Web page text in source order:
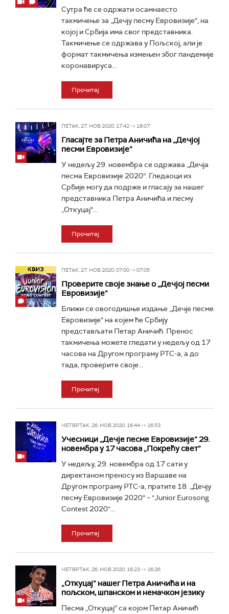
Сутра ће се одржати осамнаесто
такмичење за „Дечју песму Евровизије“, на
којој и Србија има свог представника.
Такмичење се одржава у Пољској, али је
формат такмичења измењен због пандемије
коронавируса...
Прочитај
ПЕТАК, 27. НОВ 2020, 17:42 -> 18:07
Гласајте за Петра Аничића на „Дечјој
песми Евровизије“
У недељу 29. новембра се одржава „Дечја
песма Евровизије 2020“. Гледаоци из
Србије могу да подрже и гласају за нашег
представника Петра Аничића и песму
„Откуцај“...
Прочитај
ПЕТАК, 27. НОВ 2020, 07:00 -> 07:05
Проверите своје знање о „Дечјој песми
Евровизије“
Ближи се овогодишње издање „Дечје песме
Евровизије“ на којем ће Србију
представљати Петар Аничић. Пренос
такмичења можете гледати у недељу од 17
часова на Другом програму РТС-а, а до
тада, проверите своје...
Прочитај
ЧЕТВРТАК, 26. НОВ 2020, 16:44 -> 16:53
Учесници „Дечје песме Евровизије“ 29.
новембра у 17 часова „Покрећу свет“
У недељу, 29. новембра од 17 сати у
директаном преносу из Варшаве на
Другом програму РТС-а, пратите 18. „Дечју
песму Евровизије 2020“ – "Junior Eurosong
Contest 2020"...
Прочитај
ЧЕТВРТАК, 26. НОВ 2020, 16:23 -> 16:26
„Откуцај“ нашег Петра Аничића и на
пољском, шпанском и немачком језику
Песма „Откуцај“ са којом Петар Аничић